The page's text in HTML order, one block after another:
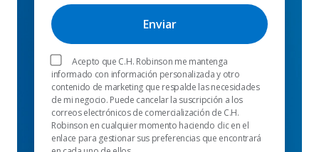
Acepto que C.H. Robinson me mantenga
informado con información personalizada y otro
contenido de marketing que respalde las necesidades
de mi negocio. Puede cancelar la suscripción a los
correos electrónicos de comercialización de C.H.
Robinson en cualquier momento haciendo clic en el
enlace para gestionar sus preferencias que encontrará